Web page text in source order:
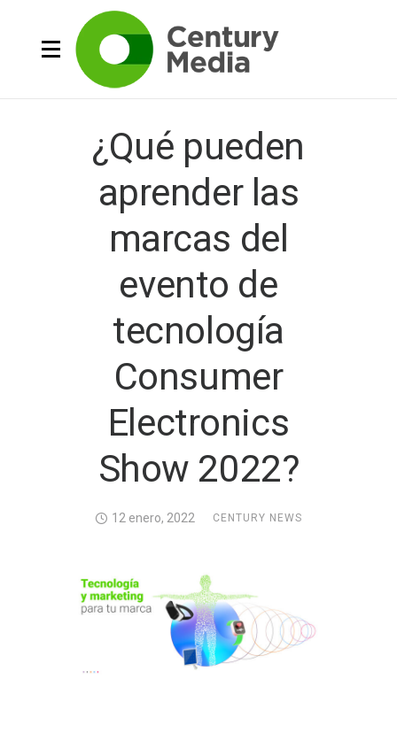
¿Qué pueden
aprender las
marcas del
evento de
tecnología
Consumer
Electronics
Show 2022?
12 enero, 2022 CENTURY NEWS